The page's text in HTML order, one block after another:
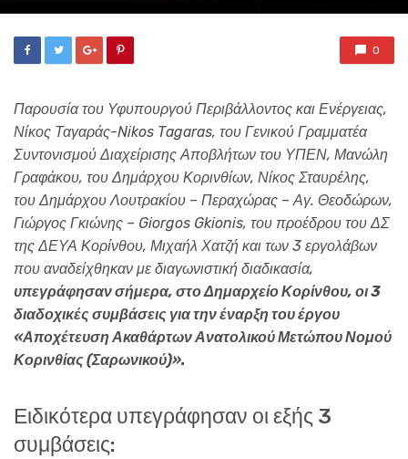
0
Παρουσία του Υφυπουργού Περιβάλλοντος και Ενέργειας,
Νίκος Ταγαράς-Nikos Tagaras, του Γενικού Γραμματέα
Συντονισμού Διαχείρισης Αποβλήτων του ΥΠΕΝ, Μανώλη
Γραφάκου, του Δημάρχου Κορινθίων, Νίκος Σταυρέλης,
του Δημάρχου Λουτρακίου – Περαχώρας – Αγ. Θεοδώρων,
Γιώργος Γκιώνης – Giorgos Gkionis, του προέδρου του ΔΣ
της ΔΕΥΑ Κορίνθου, Μιχαήλ Χατζή και των 3 εργολάβων
που αναδείχθηκαν με διαγωνιστική διαδικασία,
υπεγράφησαν σήμερα, στο Δημαρχείο Κορίνθου, οι 3
διαδοχικές συμβάσεις για την έναρξη του έργου
«Αποχέτευση Ακαθάρτων Ανατολικού Μετώπου Νομού
Κορινθίας (Σαρωνικού)».
Ειδικότερα υπεγράφησαν οι εξής 3
συμβάσεις: